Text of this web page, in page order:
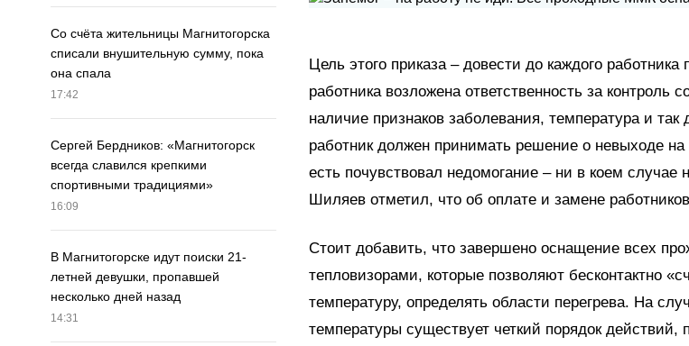
Со счёта жительницы Магнитогорска
списали внушительную сумму, пока
она спала
17:42
Сергей Бердников: «Магнитогорск
всегда славился крепкими
спортивными традициями»
16:09
В Магнитогорске идут поиски 21-
летней девушки, пропавшей
несколько дней назад
14:31
Цель этого приказа – довести до каждого
работника возложена ответственность за контроль
наличие признаков заболевания, температура и так
работник должен принимать решение о невыходе
есть почувствовал недомогание – ни в коем случае
Шиляев отметил, что об оплате и замене
Стоит добавить, что завершено оснащение всех
тепловизорами, которые позволяют бесконтактно
температуру, определять области перегрева. На
температуры существует четкий порядок действий,